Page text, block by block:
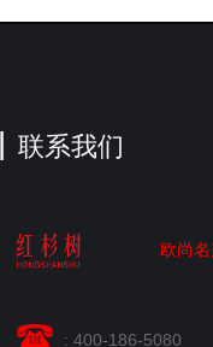
联系我们
欧尚名
: 400-186-5080